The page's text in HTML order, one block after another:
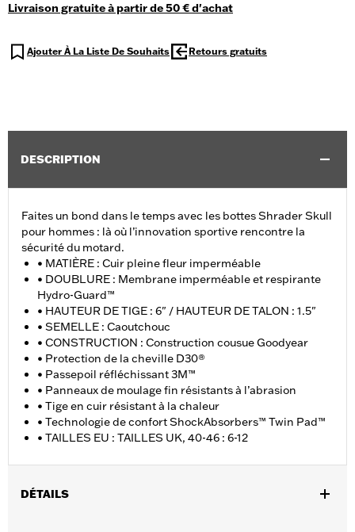
Livraison gratuite à partir de 50 € d'achat
Ajouter À La Liste De Souhaits Retours gratuits
DESCRIPTION
Faites un bond dans le temps avec les bottes Shrader Skull
pour hommes : là où l’innovation sportive rencontre la
sécurité du motard.
• MATIÈRE : Cuir pleine fleur imperméable
• DOUBLURE : Membrane imperméable et respirante
Hydro-Guard™
• HAUTEUR DE TIGE : 6" / HAUTEUR DE TALON : 1.5"
• SEMELLE : Caoutchouc
• CONSTRUCTION : Construction cousue Goodyear
• Protection de la cheville D30®
• Passepoil réfléchissant 3M™
• Panneaux de moulage fin résistants à l’abrasion
• Tige en cuir résistant à la chaleur
• Technologie de confort ShockAbsorbers™ Twin Pad™
• TAILLES EU : TAILLES UK, 40-46 : 6-12
DÉTAILS